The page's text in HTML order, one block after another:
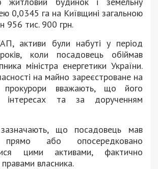
0,0345 га на Київщині загальною
956 тис. 900 грн.
активи були набуті у період
коли посадовець обіймав
міністра енергетики України.
на майно зареєстроване на
прокурори вважають, що його
та за дорученням
що посадовець мав
прямо або опосередковано
цими активами, фактично
власника.